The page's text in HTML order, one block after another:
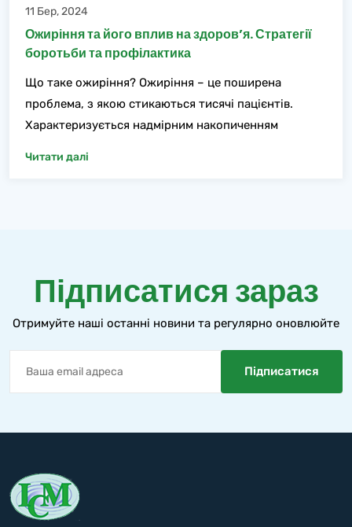
11 Бер, 2024
Ожиріння та його вплив на здоров’я. Стратегії
боротьби та профілактика
Що таке ожиріння? Ожиріння – це поширена
проблема, з якою стикаються тисячі пацієнтів.
Характеризується надмірним накопиченням
Читати далі
Підписатися зараз
Отримуйте наші останні новини та регулярно оновлюйте